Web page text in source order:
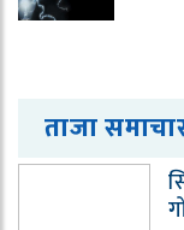
ताजा